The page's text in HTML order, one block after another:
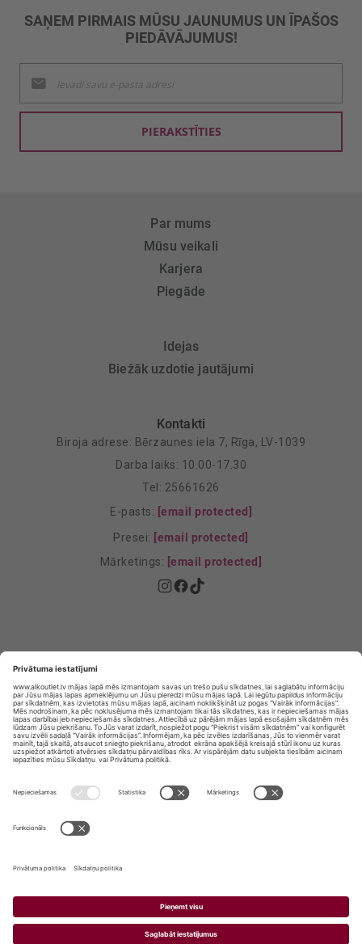
SAŅEM PIRMAIS MŪSU JAUNUMUS UN ĪPAŠOS
PIEDĀVĀJUMUS!
jaunumu
saņemšanai:
PIERAKSTĪTIES
Par mums
Mūsu veikali
Karjera
Piegāde
Idejas
Biežāk uzdotie jautājumi
Kontakti
Biroja adrese: Bērzaunes iela 7, Rīga, LV-1039
Darba laiks: 10.00-17.30
Tel: 25661626
E-pasts: [email protected]
Presei: [email protected]
Mārketings: [email protected]
Privātuma Iestatījumi
E-veikala lietošanas noteikumi
ALKOHOLA PĀRDOŠANA, IEGĀDĀŠANĀS UN
NODOŠANA NEPILNGADĪGĀM PERSONĀM IR
AIZLIEGTA.